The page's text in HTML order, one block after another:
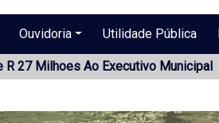
Ouvidoria Utilidade Pública
27 Milhoes Ao Executivo Municipal